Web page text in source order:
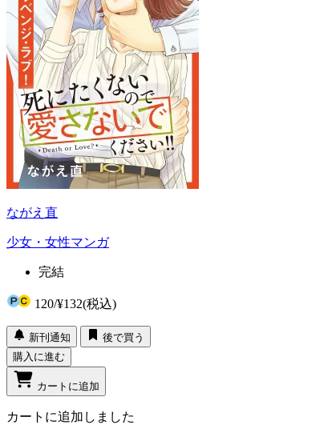
ながえ直
少女・女性マンガ
完結
120/¥132(税込)
新刊通知
後で買う
購入に進む
カートに追加
カートに追加しました